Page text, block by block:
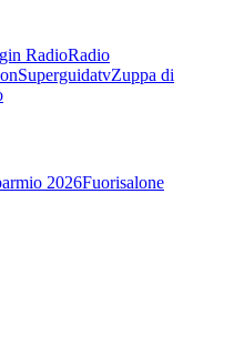
RadioRadio
SuperguidatvZuppa di
2026Fuorisalone